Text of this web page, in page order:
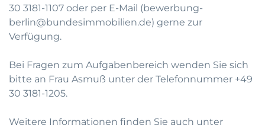
30 3181-1107 oder per E-Mail (bewerbung-
berlin@bundesimmobilien.de) gerne zur
Verfügung.
Bei Fragen zum Aufgabenbereich wenden Sie sich
bitte an Frau Asmuß unter der Telefonnummer +49
30 3181-1205.
Weitere Informationen finden Sie auch unter